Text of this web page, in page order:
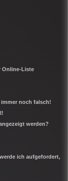
Online-Liste
noch falsch!
werden?
ich aufgefordert,